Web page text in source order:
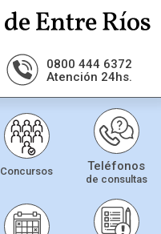
0800 444 6372
Atención 24hs.
Concursos Teléfonos
de consultas